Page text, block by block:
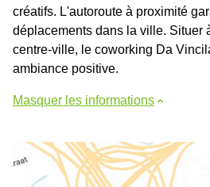
créatifs. L'autoroute à proximité
déplacements dans la ville. Situer
centre-ville, le coworking Da
ambiance positive.
Masquer les informations